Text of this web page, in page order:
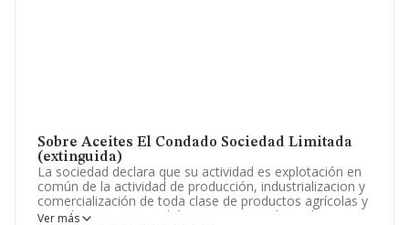
Sobre Aceites El Condado Sociedad Limitada
(extinguida)
La sociedad declara que su actividad es explotación en
común de la actividad de producción, industrializacion y
comercialización de toda clase de productos agrícolas y
ganaderos en especial de aceites y sus derivados. La
Ver más